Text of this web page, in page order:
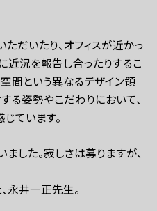
だいたり、オフィスが近かっ
近況を報告し合ったりするこ
空間という異なるデザイン領
る姿勢やこだわりにおいて、
ています。
した。寂しさは募りますが、
永井一正先生。